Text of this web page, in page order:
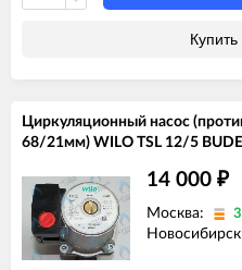
Купить
Циркуляционный насос
68/21мм) WILO TSL 12/5
14 000 ₽
Москва: